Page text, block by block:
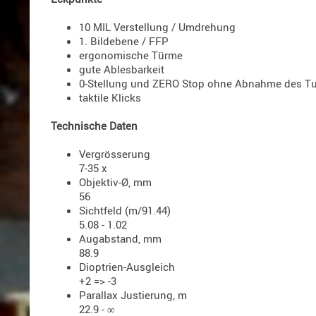
10 MIL Verstellung / Umdrehung
1. Bildebene / FFP
ergonomische Türme
gute Ablesbarkeit
0-Stellung und ZERO Stop ohne Abnahme des
taktile Klicks
Technische Daten
Vergrösserung
7-35 x
Objektiv-Ø, mm
56
Sichtfeld (m/91.44)
5.08 - 1.02
Augabstand, mm
88.9
Dioptrien-Ausgleich
+2 => -3
Parallax Justierung, m
22.9 - ∞